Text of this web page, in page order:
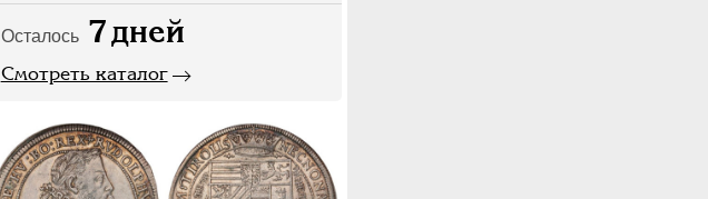
Осталось 7дней
Смотреть каталог